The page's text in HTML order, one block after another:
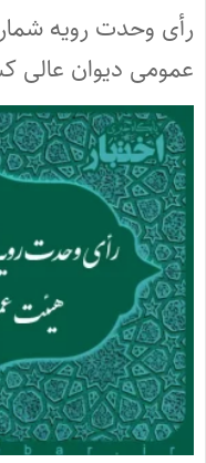
عمومی دیوان عالی